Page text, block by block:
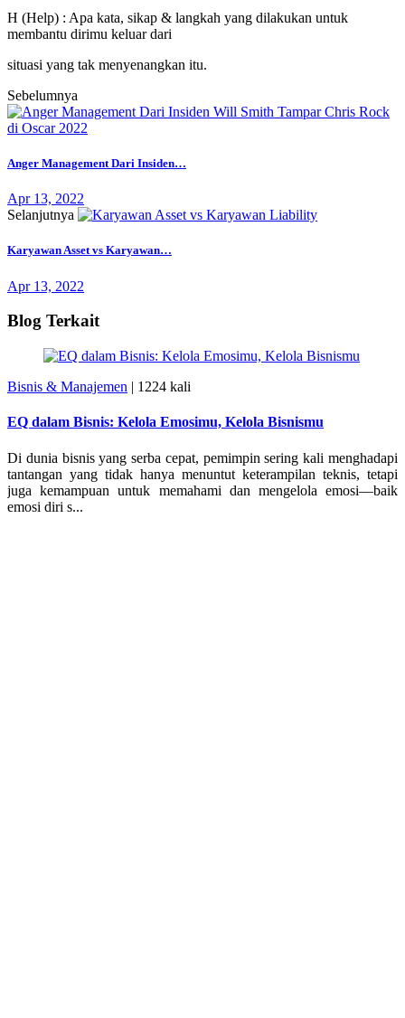
H (Help) : Apa kata, sikap & langkah yang dilakukan untuk
membantu dirimu keluar dari
situasi yang tak menyenangkan itu.
Sebelumnya
Anger Management Dari Insiden…
Apr 13, 2022
Selanjutnya
Karyawan Asset vs Karyawan…
Apr 13, 2022
Blog Terkait
Bisnis & Manajemen | 1224 kali
EQ dalam Bisnis: Kelola Emosimu, Kelola Bisnismu
Di dunia bisnis yang serba cepat, pemimpin sering kali menghadapi
tantangan yang tidak hanya menuntut keterampilan teknis, tetapi
juga kemampuan untuk memahami dan mengelola emosi—baik
emosi diri s...